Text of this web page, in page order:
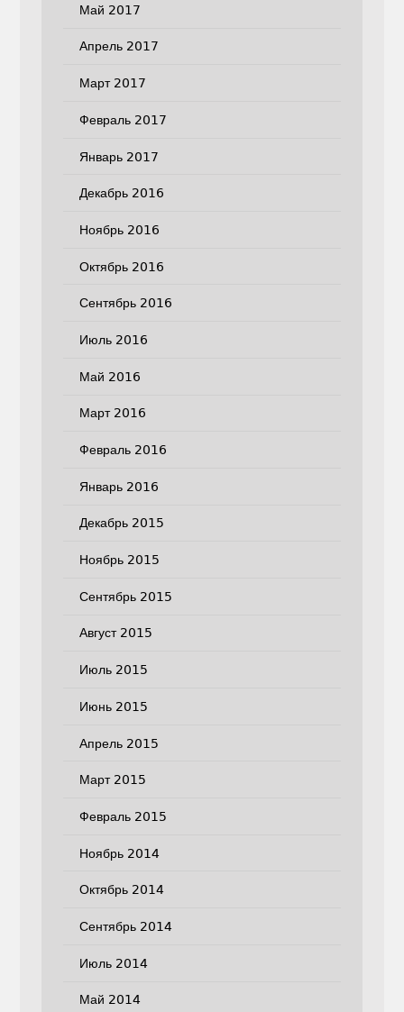
Май 2017
Апрель 2017
Март 2017
Февраль 2017
Январь 2017
Декабрь 2016
Ноябрь 2016
Октябрь 2016
Сентябрь 2016
Июль 2016
Май 2016
Март 2016
Февраль 2016
Январь 2016
Декабрь 2015
Ноябрь 2015
Сентябрь 2015
Август 2015
Июль 2015
Июнь 2015
Апрель 2015
Март 2015
Февраль 2015
Ноябрь 2014
Октябрь 2014
Сентябрь 2014
Июль 2014
Май 2014